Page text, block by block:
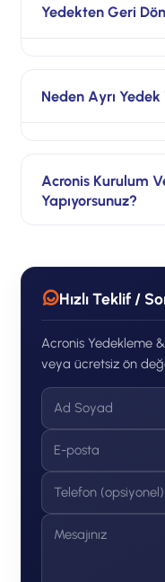
yedekliyoruz.
Protection ile
yedeklerin
Yedekten Geri
belirleriz. Tam
kurtarma ile
Neden Ayrı
alıyor. İkisini
yönetimi
Acronis Kurulum
Yapıyorsunuz?
izlemeyi uçtan
Hızlı Teklif /
Acronis Yedekleme
veya ücretsiz ön